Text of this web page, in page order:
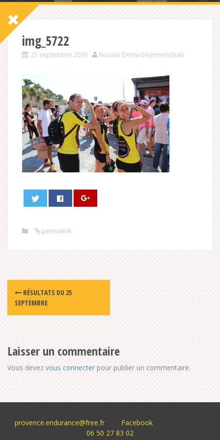
img_5722
25 septembre 2016 Nicolas Delmi-Deyirmendjian
permalink
Post
navigation
RÉSULTATS DU 25
SEPTEMBRE
Laisser un commentaire
Vous devez vous connecter pour publier un commentaire.
provence.endurance@free.fr
Facebook
06 50 27 83 02